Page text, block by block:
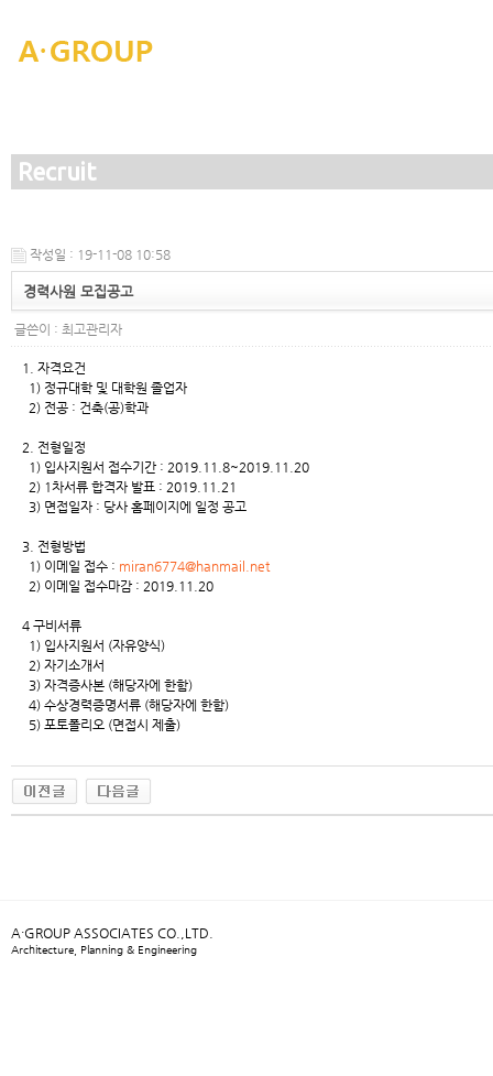
Recruit
작성일 : 19-11-08 10:58
경력사원 모집공고
글쓴이 : 최고관리자
1. 자격요건
1) 정규대학 및 대학원 졸업자
2) 전공 : 건축(공)학과
2. 전형일정
1) 입사지원서 접수기간 : 2019.11.8~2019.11.20
2) 1차서류 합격자 발표 : 2019.11.21
3) 면접일자 : 당사 홈페이지에 일정 공고
3. 전형방법
1) 이메일 접수 : miran6774@hanmail.net
2) 이메일 접수마감 : 2019.11.20
4 구비서류
1) 입사지원서 (자유양식)
2) 자기소개서
3) 자격증사본 (해당자에 한함)
4) 수상경력증명서류 (해당자에 한함)
5) 포토폴리오 (면접시 제출)
A·GROUP ASSOCIATES CO.,LTD.
Architecture, Planning & Engineering